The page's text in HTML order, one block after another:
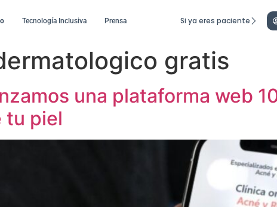
Tecnología Inclusiva Prensa Si ya eres paciente
gratis
una plataforma web
tu piel